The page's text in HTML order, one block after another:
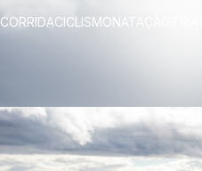
CORRIDACICLISMONATAÇÃO